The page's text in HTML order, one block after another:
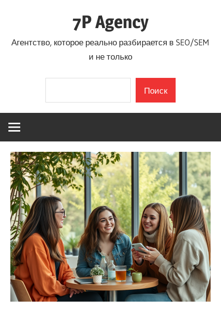
7P Agency
Агентство, которое реально разбирается в SEO/SEM
и не только
Поиск